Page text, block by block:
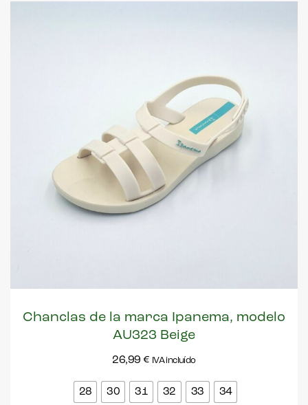
Chanclas de la marca Ipanema, modelo
AU323 Beige
26,99 € IVA incluído
28 30 31 32 33 34